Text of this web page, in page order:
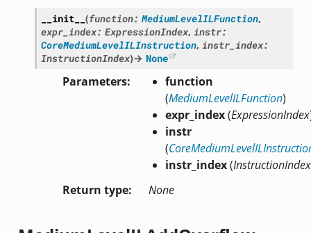
__init__ (function: MediumLevelILFunction,
expr_index: ExpressionIndex, instr:
CoreMediumLevelILInstruction, instr_index:
InstructionIndex)→ None
Parameters
function
(MediumLevelILFunction)
expr_index(ExpressionIndex
instr
(
instr_index(InstructionIndex
Return type
None